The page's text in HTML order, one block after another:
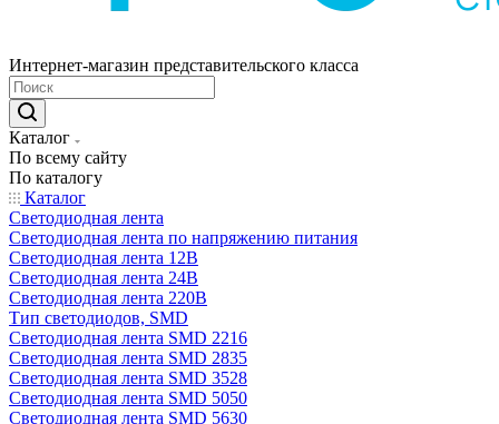
Интернет-магазин представительского класса
Каталог
По всему сайту
По каталогу
Каталог
Светодиодная лента
Светодиодная лента по напряжению питания
Светодиодная лента 12В
Светодиодная лента 24В
Светодиодная лента 220В
Тип светодиодов, SMD
Cветодиодная лента SMD 2216
Светодиодная лента SMD 2835
Светодиодная лента SMD 3528
Светодиодная лента SMD 5050
Светодиодная лента SMD 5630